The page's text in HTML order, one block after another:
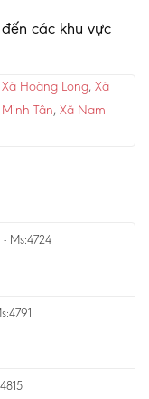
các khu vực
Xã Hoàng Long, Xã
Tân, Xã Nam
Ms:4724